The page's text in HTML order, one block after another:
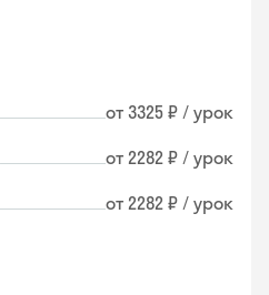
от 3325 ₽ / урок
от 2282 ₽ / урок
от 2282 ₽ / урок